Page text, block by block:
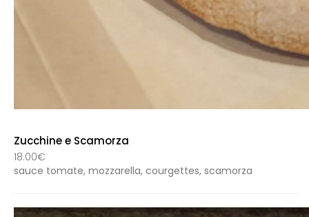
Zucchine e Scamorza
18.00€
sauce tomate, mozzarella, courgettes, scamorza